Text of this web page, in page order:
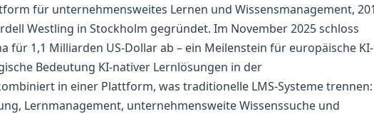
für unternehmensweites Lernen und Wissensmanagement,
Westling in Stockholm gegründet. Im November 2025 schloss
für 1,1 Milliarden US-Dollar ab – ein Meilenstein für europäische KI-
Bedeutung KI-nativer Lernlösungen in der
in einer Plattform, was traditionelle LMS-Systeme trennen:
Lernmanagement, unternehmensweite Wissenssuche und